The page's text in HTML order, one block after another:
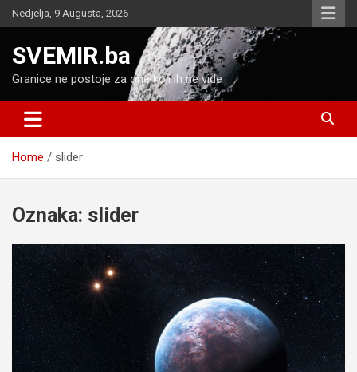
Skip
to
Nedjelja, 9 Augusta, 2026
SVEMIR.ba
Granice ne postoje za one koji ih ne vide
Home slider
Oznaka: slider